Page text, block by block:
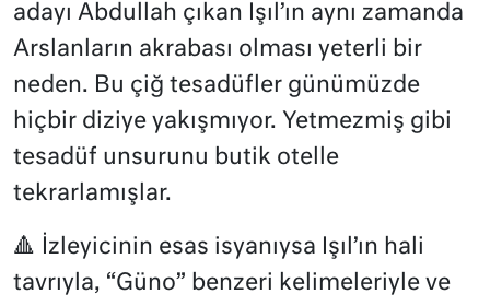
adayı Abdullah çıkan Işıl’ın aynı zamanda
Arslanların akrabası olması yeterli bir
neden. Bu çiğ tesadüfler günümüzde
hiçbir diziye yakışmıyor. Yetmezmiş gibi
tesadüf unsurunu butik otelle
tekrarlamışlar.
🔺 İzleyicinin esas isyanıysa Işıl’ın hali
tavrıyla, “Güno” benzeri kelimeleriyle ve